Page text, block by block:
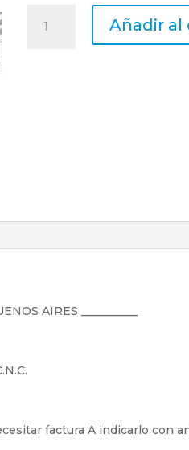
Torneado
Añadir al
AIRES __________
factura A indicarlo con